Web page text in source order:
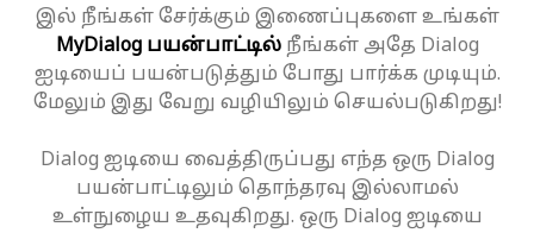
இல் நீங்கள் சேர்க்கும் இணைப்புகளை உங்கள்
MyDialog பயன்பாட்டில்நீங்கள் அதே Dialog
ஐடியைப் பயன்படுத்தும் போது பார்க்க முடியும்.
மேலும் இது வேறு வழியிலும் செயல்படுகிறது!
Dialog ஐடியை வைத்திருப்பது எந்த ஒரு Dialog
பயன்பாட்டிலும் தொந்தரவு இல்லாமல்
உள்நுழைய உதவுகிறது. ஒரு Dialog ஐடியை